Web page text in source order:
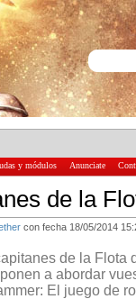
y módulos Anunciate
de la
con fecha 18/05/2014
de la Flota
a abordar
El juego de